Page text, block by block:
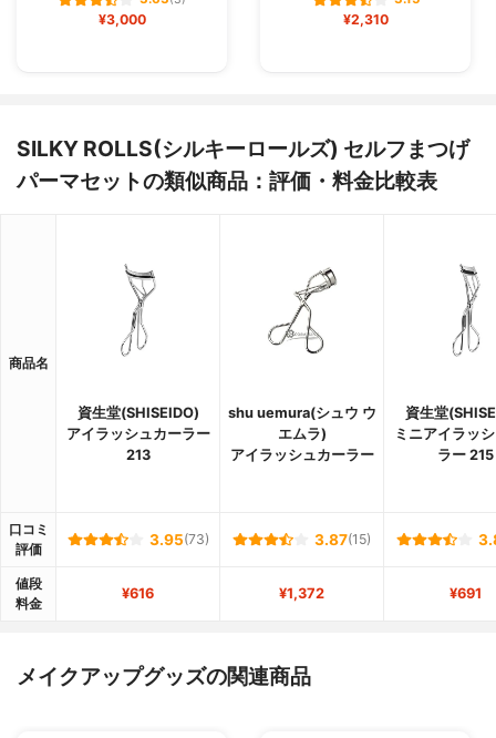
¥3,000 ¥2,310
SILKY ROLLS(シルキーロールズ) セルフまつげ
パーマセットの類似商品：評価・料金比較表
商品名
資生堂(SHISEIDO)
アイラッシュカーラー
213
shu uemura(シュウ ウ
エムラ)
アイラッシュカーラー
資生堂
ミニアイラッ
ラー 215
口コミ
評価
3.95(73) 3.87(15)
値段
料金
¥616 ¥1,372 ¥691
メイクアップグッズの関連商品